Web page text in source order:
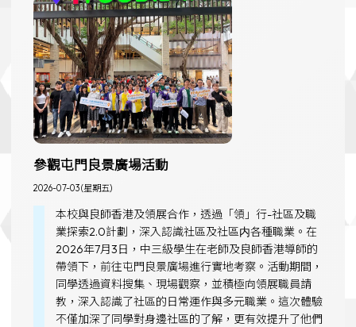
參觀屯門良景廣場活動
2026-07-03 (星期五)
本校與良師香港及領展合作，透過「領」行-社區及職
業探索2.0計劃，深入認識社區及社區内各種職業。在
2026年7月3日，中三級學生在老師及良師香港導師的
帶領下，前往屯門良景廣場進行實地考察。活動期間，
同學透過資料搜集、現場觀察，並積極向領展職員請
教，深入認識了社區的日常運作與多元職業。這次體驗
不僅加深了同學對身邊社區的了解，更有效提升了他們